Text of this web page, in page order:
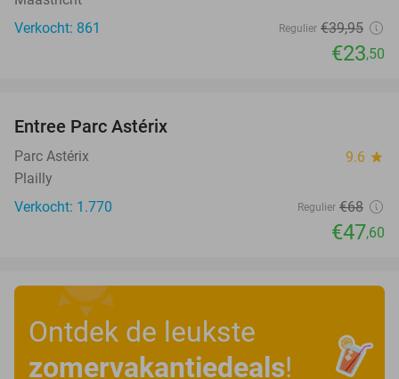
Verkocht: 861
Regulier €39,95
€23,50
Entree Parc Astérix
Parc Astérix 9.6 star
Plailly
Verkocht: 1.770
Regulier €68
€47,60
Ontdek de leukste
zomervakantiedeals!